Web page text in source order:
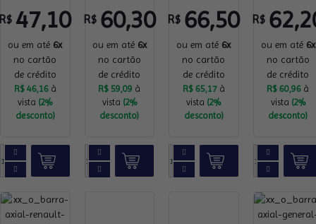
47,10
ou em até 6x
no cartão
de crédito
R$ 46,16à
vista (2%
desconto)
R$ 60,30
ou em até 6x
no cartão
de crédito
R$ 59,09 à
vista (2%
desconto)
R$ 66,50
ou em até 6x
no cartão
de crédito
R$ 65,17à
vista (2%
desconto)
R$
ou em até 6x
no cartão
de crédito
R$ 60,96 à
vista (2%
desconto)